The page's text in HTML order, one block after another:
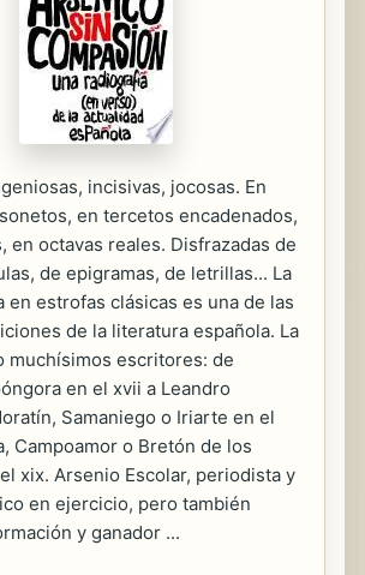
incisivas, jocosas. En
en tercetos encadenados,
en octavas reales. Disfrazadas de
de epigramas, de letrillas... La
en estrofas clásicas es una de las
de la literatura española. La
muchísimos escritores: de
en el xvii a Leandro
Samaniego o Iriarte en el
Campoamor o Bretón de los
xix. Arsenio Escolar, periodista y
en ejercicio, pero también
y ganador ...